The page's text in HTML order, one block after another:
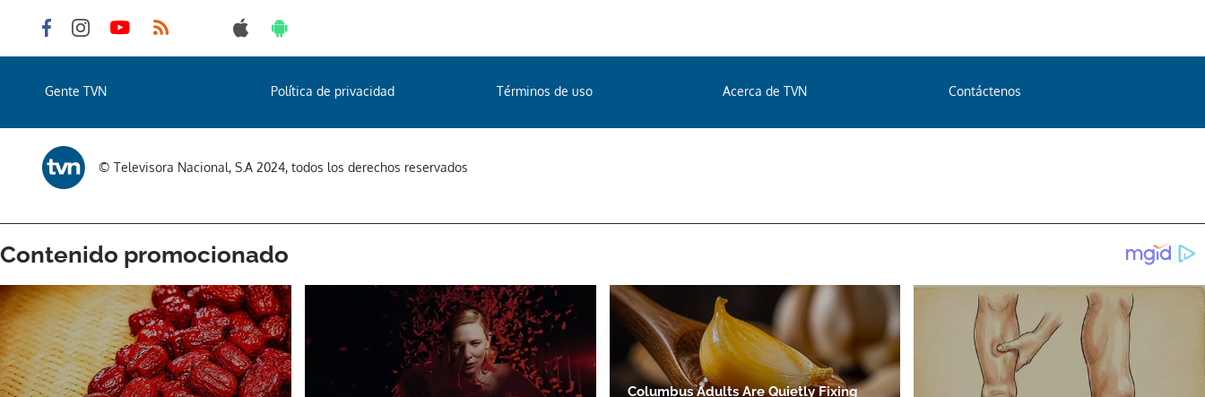
Gente TVN Política de privacidad Términos de uso Acerca de TVN Contáctenos
© Televisora Nacional, S.A 2024, todos los derechos reservados